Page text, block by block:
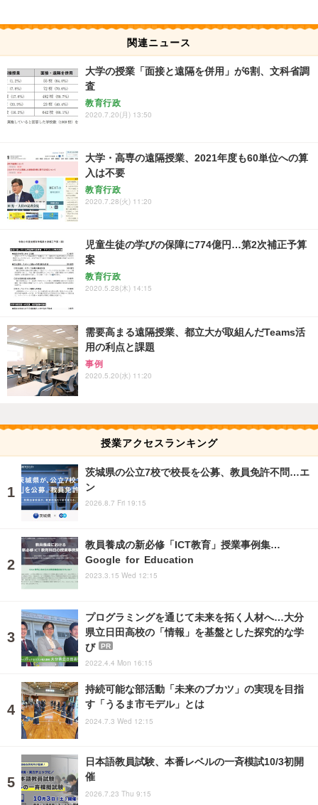
関連ニュース
大学の授業「面接と遠隔を併用」が6割、文科省調
査
教育行政
2020.7.20(月) 13:50
大学・高専の遠隔授業、2021年度も60単位への算
入は不要
教育行政
2020.7.28(火) 11:20
児童生徒の学びの保障に774億円…第2次補正予算
案
教育行政
2020.5.28(木) 14:15
需要高まる遠隔授業、都立大が取組んだTeams活
用の利点と課題
事例
2020.5.20(水) 11:20
授業アクセスランキング
茨城県の公立7校で校長を公募、教員免許不問…エ
ン
2026.8.7 Fri 19:15
教員養成の新必修「ICT教育」授業事例集…
Google for Education
2023.3.15 Wed 12:15
プログラミングを通じて未来を拓く人材へ…大分
県立日田高校の「情報」を基盤とした探究的な学
び
PR
2022.4.4 Mon 16:15
持続可能な部活動「未来のブカツ」の実現を目指
す「うるま市モデル」とは
2024.7.3 Wed 12:15
日本語教員試験、本番レベルの一斉模試10/3初開
催
2026.7.23 Thu 9:15